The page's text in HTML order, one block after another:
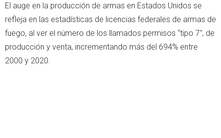
El auge en la producción de armas en Estados Unidos se
refleja en las estadísticas de licencias federales de armas de
fuego, al ver el número de los llamados permisos “tipo 7", de
producción y venta, incrementando más del 694% entre
2000 y 2020.